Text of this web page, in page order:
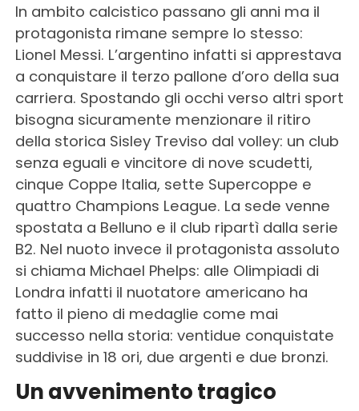
In ambito calcistico passano gli anni ma il
protagonista rimane sempre lo stesso:
Lionel Messi. L’argentino infatti si apprestava
a conquistare il terzo pallone d’oro della sua
carriera. Spostando gli occhi verso altri sport
bisogna sicuramente menzionare il ritiro
della storica Sisley Treviso dal volley: un club
senza eguali e vincitore di nove scudetti,
cinque Coppe Italia, sette Supercoppe e
quattro Champions League. La sede venne
spostata a Belluno e il club ripartì dalla serie
B2. Nel nuoto invece il protagonista assoluto
si chiama Michael Phelps: alle Olimpiadi di
Londra infatti il nuotatore americano ha
fatto il pieno di medaglie come mai
successo nella storia: ventidue conquistate
suddivise in 18 ori, due argenti e due bronzi.
Un avvenimento tragico